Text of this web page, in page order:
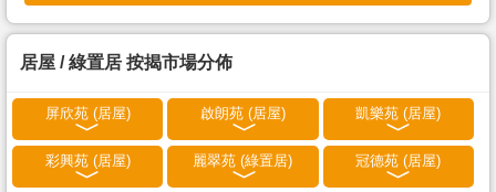
居屋 / 綠置居 按揭市場分佈
屏欣苑 (居屋) 啟朗苑 (居屋) 凱樂苑 (居屋)
彩興苑 (居屋) 麗翠苑 (綠置居) 冠德苑 (居屋)